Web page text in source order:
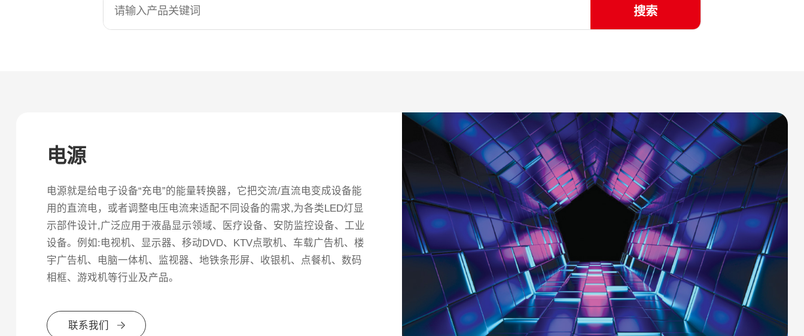
搜索
电源
电源就是给电子设备“充电”的能量转换器，它把交流/直流电变成设备能
用的直流电，或者调整电压电流来适配不同设备的需求,为各类LED灯显
示部件设计,广泛应用于液晶显示领域、医疗设备、安防监控设备、工业
设备。例如:电视机、显示器、移动DVD、KTV点歌机、车载广告机、楼
宇广告机、电脑一体机、监视器、地铁条形屏、收银机、点餐机、数码
相框、游戏机等行业及产品。
联系我们